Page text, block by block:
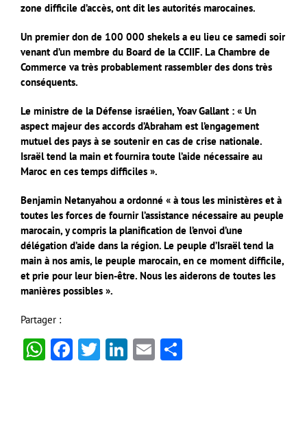
zone difficile d’accès, ont dit les autorités marocaines.
Un premier don de 100 000 shekels a eu lieu ce samedi soir
venant d’un membre du Board de la CCIIF. La Chambre de
Commerce va très probablement rassembler des dons très
conséquents.
Le ministre de la Défense israélien, Yoav Gallant : « Un
aspect majeur des accords d’Abraham est l’engagement
mutuel des pays à se soutenir en cas de crise nationale.
Israël tend la main et fournira toute l’aide nécessaire au
Maroc en ces temps difficiles ».
Benjamin Netanyahou a ordonné « à tous les ministères et à
toutes les forces de fournir l’assistance nécessaire au peuple
marocain, y compris la planification de l’envoi d’une
délégation d’aide dans la région. Le peuple d’Israël tend la
main à nos amis, le peuple marocain, en ce moment difficile,
et prie pour leur bien-être. Nous les aiderons de toutes les
manières possibles ».
Partager :
WhatsApp
Facebook
Twitter
LinkedIn
Email